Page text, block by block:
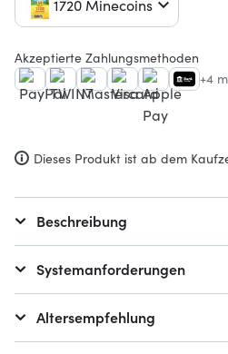
1720 Minecoins
Akzeptierte Zahlungsmethoden
+4
Dieses Produkt ist ab dem
Beschreibung
Systemanforderungen
Altersempfehlung